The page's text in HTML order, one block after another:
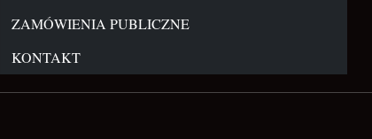
ZAMÓWIENIA PUBLICZNE
KONTAKT